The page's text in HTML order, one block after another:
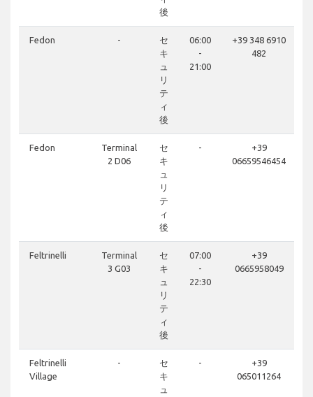
後
Fedon -
セ
キ
ュ
リ
テ
ィ
後
06:00
-
21:00
+39 348 6910
482
Fedon
Terminal
2 D06
セ
キ
ュ
リ
テ
ィ
後
-
+39
06659546454
Feltrinelli
Terminal
3 G03
セ
キ
ュ
リ
テ
ィ
後
07:00
-
22:30
+39
0665958049
Feltrinelli
Village
-
セ
キ
ュ
-
+39
065011264